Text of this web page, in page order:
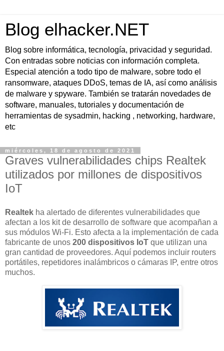
Blog elhacker.NET
Blog sobre informática, tecnología, privacidad y seguridad.
Con entradas sobre noticias con información completa.
Especial atención a todo tipo de malware, sobre todo el
ransomware, ataques DDoS, temas de IA, así como análisis
de malware y spyware. También se tratarán novedades de
software, manuales, tutoriales y documentación de
herramientas de sysadmin, hacking , networking, hardware,
etc
miércoles, 18 de agosto de 2021
Graves vulnerabilidades chips Realtek
utilizados por millones de dispositivos
IoT
Realtek ha alertado de diferentes vulnerabilidades que
afectan a los kit de desarrollo de software que acompañan a
sus módulos Wi-Fi. Esto afecta a la implementación de cada
fabricante de unos 200 dispositivos IoT que utilizan una
gran cantidad de proveedores. Aquí podemos incluir routers
portátiles, repetidores inalámbricos o cámaras IP, entre otros
muchos.